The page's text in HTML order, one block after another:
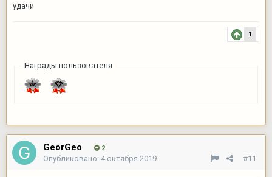
удачи
1
Награды пользователя
GeorGeo 2
#11
Опубликовано: 4 октября 2019